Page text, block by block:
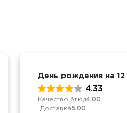
День рождения на 12
4.33
Качество блюд4.00
Доставка5.00